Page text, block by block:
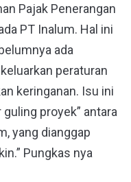
Pajak Penerangan
PT Inalum. Hal ini
ada
peraturan
keringanan. Isu ini
proyek” antara
yang dianggap
Pungkas nya